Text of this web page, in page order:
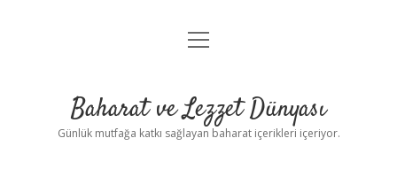
Anasayfa
Yasal Uyarı
menüyü
Baharat ve Lezzet Dünyası
Günlük mutfağa katkı sağlayan baharat içerikleri içeriyor.